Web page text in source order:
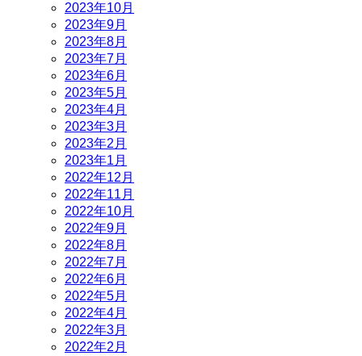
2023年10月
2023年9月
2023年8月
2023年7月
2023年6月
2023年5月
2023年4月
2023年3月
2023年2月
2023年1月
2022年12月
2022年11月
2022年10月
2022年9月
2022年8月
2022年7月
2022年6月
2022年5月
2022年4月
2022年3月
2022年2月